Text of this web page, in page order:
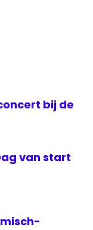
bij de
van start